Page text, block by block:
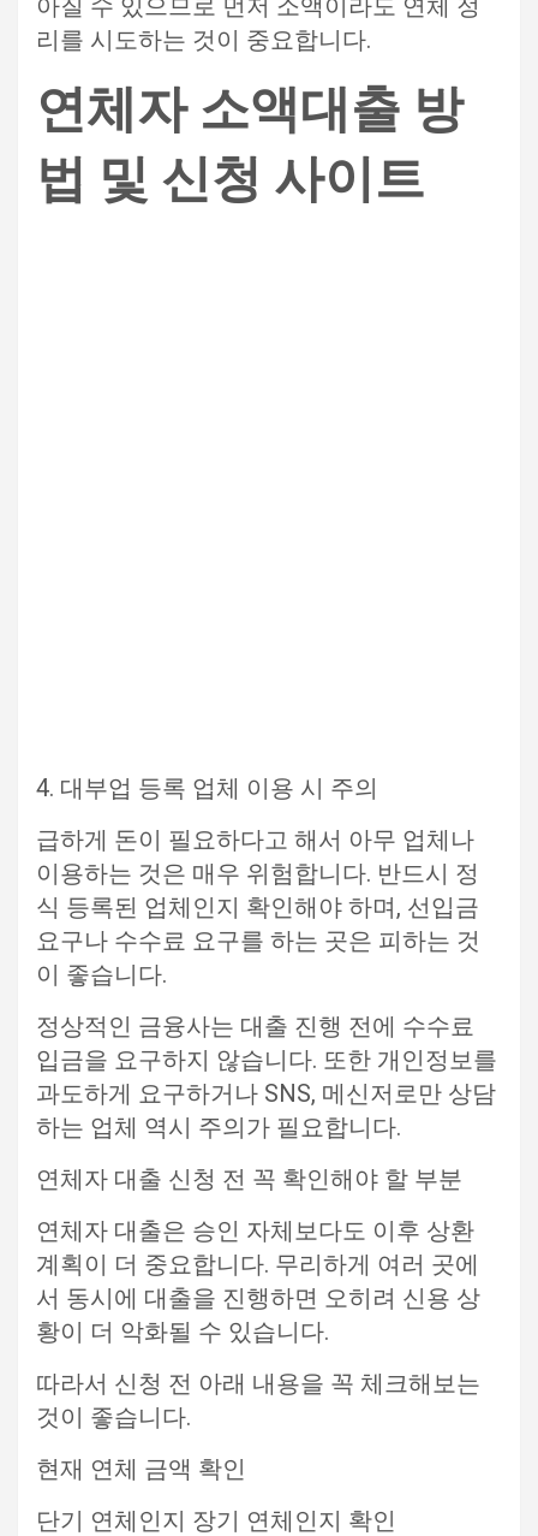
리를 시도하는 것이 중요합니다.
연체자 소액대출 방
법 및 신청 사이트
4. 대부업 등록 업체 이용 시 주의
급하게 돈이 필요하다고 해서 아무 업체나
이용하는 것은 매우 위험합니다. 반드시 정
식 등록된 업체인지 확인해야 하며, 선입금
요구나 수수료 요구를 하는 곳은 피하는 것
이 좋습니다.
정상적인 금융사는 대출 진행 전에 수수료
입금을 요구하지 않습니다. 또한 개인정보를
과도하게 요구하거나 SNS, 메신저로만 상담
하는 업체 역시 주의가 필요합니다.
연체자 대출 신청 전 꼭 확인해야 할 부분
연체자 대출은 승인 자체보다도 이후 상환
계획이 더 중요합니다. 무리하게 여러 곳에
서 동시에 대출을 진행하면 오히려 신용 상
황이 더 악화될 수 있습니다.
따라서 신청 전 아래 내용을 꼭 체크해보는
것이 좋습니다.
현재 연체 금액 확인
단기 연체인지 장기 연체인지 확인